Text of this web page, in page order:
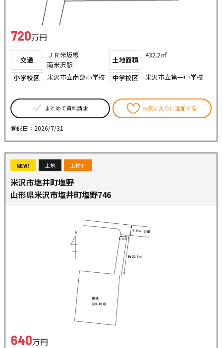
720万円
交通
ＪＲ米坂線
南米沢駅
土地面積
432.2㎡
小学校区 米沢市立南部小学校 中学校区 米沢市立第一中学校
まとめて資料請求 お気に入りに追加する
登録日：2026/7/31
NEW! 土地 上物有
米沢市塩井町塩野
山形県米沢市塩井町塩野746
640万円